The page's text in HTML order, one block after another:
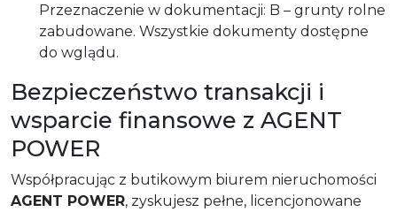
Przeznaczenie w dokumentacji: B – grunty rolne
zabudowane. Wszystkie dokumenty dostępne
do wglądu.
Bezpieczeństwo transakcji i
wsparcie finansowe z AGENT
POWER
Współpracując z butikowym biurem nieruchomości
AGENT POWER, zyskujesz pełne, licencjonowane